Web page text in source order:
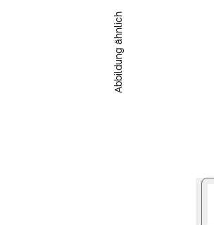
Abbildung ähnlich